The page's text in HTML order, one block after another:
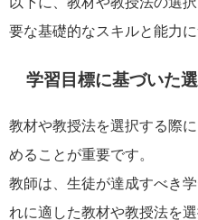
要な基礎的なスキルと能力に
学習目標に基づいた
教材や教授法を選択する際
めることが重要です。
教師は、生徒が達成すべき
れに適した教材や教授法を